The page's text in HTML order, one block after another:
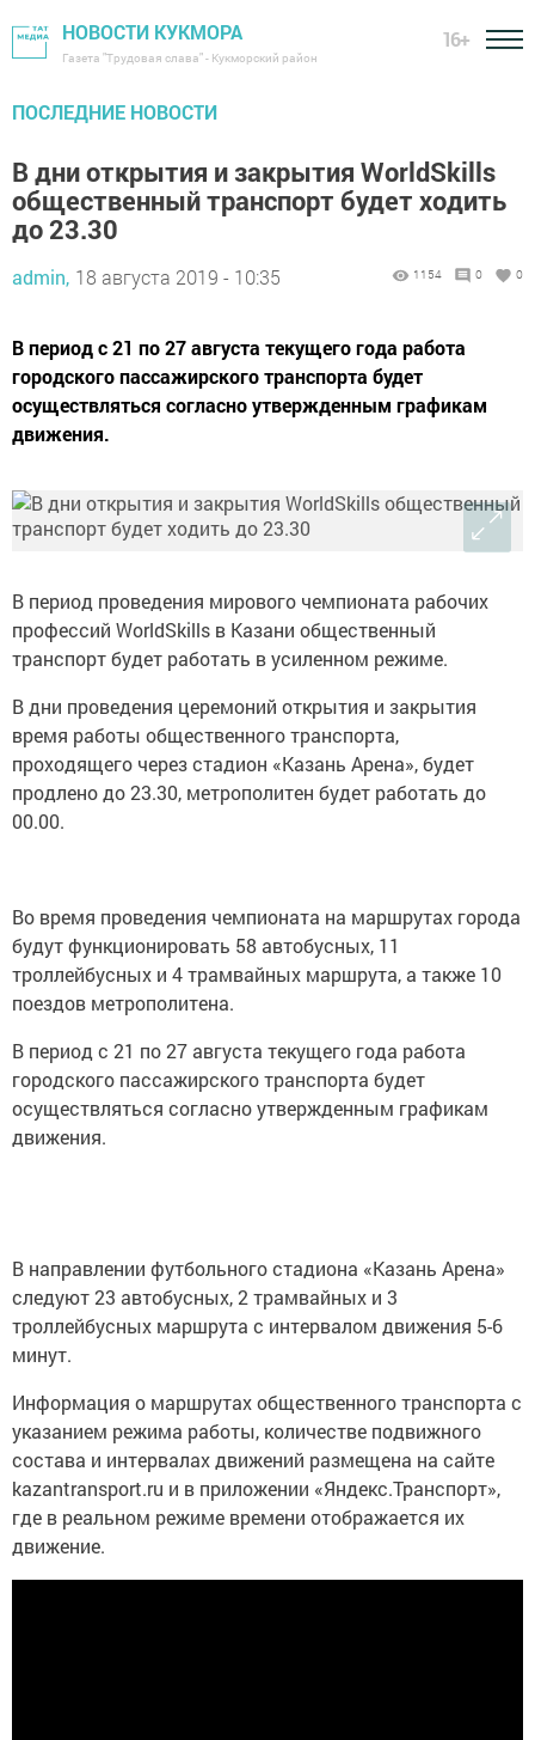
НОВОСТИ КУКМОРА
Газета "Трудовая слава" - Кукморский район
16+
ПОСЛЕДНИЕ НОВОСТИ
В дни открытия и закрытия WorldSkills
общественный транспорт будет ходить
до 23.30
admin, 18 августа 2019 - 10:35 1154 0 0
В период с 21 по 27 августа текущего года работа
городского пассажирского транспорта будет
осуществляться согласно утвержденным графикам
движения.
В период проведения мирового чемпионата рабочих
профессий WorldSkills в Казани общественный
транспорт будет работать в усиленном режиме.
В дни проведения церемоний открытия и закрытия
время работы общественного транспорта,
проходящего через стадион «Казань Арена», будет
продлено до 23.30, метрополитен будет работать до
00.00.
Во время проведения чемпионата на маршрутах города
будут функционировать 58 автобусных, 11
троллейбусных и 4 трамвайных маршрута, а также 10
поездов метрополитена.
В период с 21 по 27 августа текущего года работа
городского пассажирского транспорта будет
осуществляться согласно утвержденным графикам
движения.
В направлении футбольного стадиона «Казань Арена»
следуют 23 автобусных, 2 трамвайных и 3
троллейбусных маршрута с интервалом движения 5-6
минут.
Информация о маршрутах общественного транспорта с
указанием режима работы, количестве подвижного
состава и интервалах движений размещена на сайте
kazantransport.ru и в приложении «Яндекс.Транспорт»,
где в реальном режиме времени отображается их
движение.